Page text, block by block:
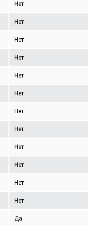
Нет
Нет
Нет
Нет
Нет
Нет
Нет
Нет
Нет
Нет
Нет
Нет
Да